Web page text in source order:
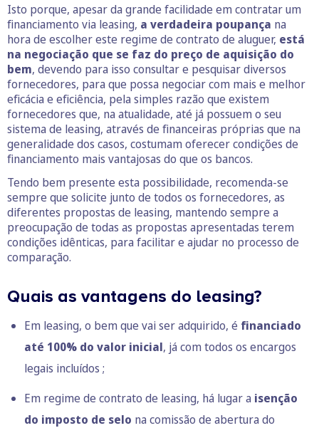
Isto porque, apesar da grande facilidade em contratar um
financiamento via leasing, a verdadeira poupança na
hora de escolher este regime de contrato de aluguer, está
na negociação que se faz do preço de aquisição do
bem, devendo para isso consultar e pesquisar diversos
fornecedores, para que possa negociar com mais e melhor
eficácia e eficiência, pela simples razão que existem
fornecedores que, na atualidade, até já possuem o seu
sistema de leasing, através de financeiras próprias que na
generalidade dos casos, costumam oferecer condições de
financiamento mais vantajosas do que os bancos.
Tendo bem presente esta possibilidade, recomenda-se
sempre que solicite junto de todos os fornecedores, as
diferentes propostas de leasing, mantendo sempre a
preocupação de todas as propostas apresentadas terem
condições idênticas, para facilitar e ajudar no processo de
comparação.
Quais as vantagens do leasing?
Em leasing, o bem que vai ser adquirido, é financiado
até 100% do valor inicial, já com todos os encargos
legais incluídos ;
Em regime de contrato de leasing, há lugar a isenção
do imposto de selo na comissão de abertura do